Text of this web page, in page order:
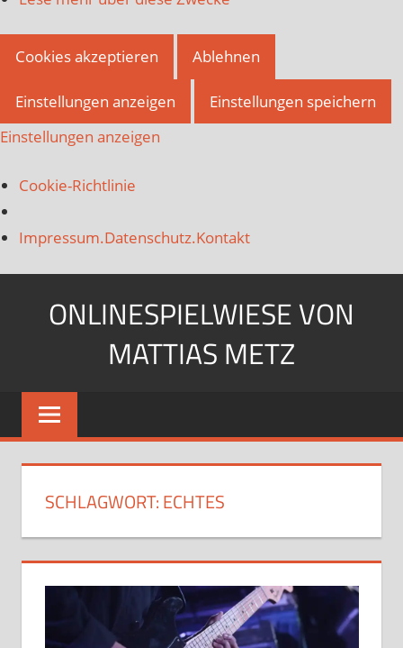
Cookies akzeptieren Ablehnen
Einstellungen anzeigen
Einstellungen speichern
Einstellungen anzeigen
Cookie-Richtlinie
Impressum.Datenschutz.Kontakt
ONLINESPIELWIESE VON
MATTIAS METZ
Pfadfinder.
SciFi-
Gärtner?
SCHLAGWORT:ECHTES